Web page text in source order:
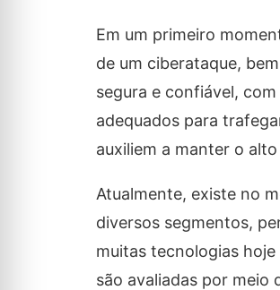
Em um primeiro
de um ciberataque,
segura e confiável,
adequados para
auxiliem a manter o
Atualmente, existe no
diversos segmentos,
muitas tecnologias
são avaliadas por meio